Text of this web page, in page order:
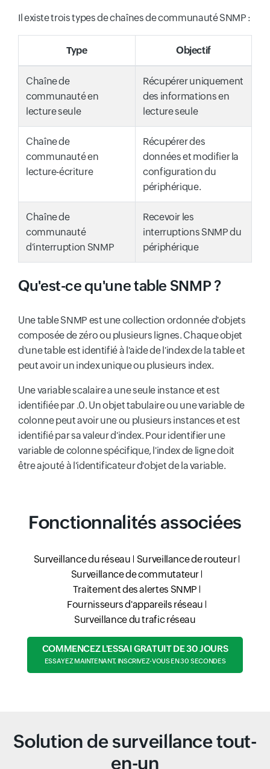
Il existe trois types de chaînes de communauté SNMP :
Type Objectif
Chaîne de
communauté en
lecture seule
Récupérer uniquement
des informations en
lecture seule
Chaîne de
communauté en
lecture-écriture
Récupérer des
données et modifier la
configuration du
périphérique.
Chaîne de
communauté
d'interruption SNMP
Recevoir les
interruptions SNMP du
périphérique
Qu'est-ce qu'une table SNMP ?
Une table SNMP est une collection ordonnée d'objets
composée de zéro ou plusieurs lignes. Chaque objet
d'une table est identifié à l'aide de l'index de la table et
peut avoir un index unique ou plusieurs index.
Une variable scalaire a une seule instance et est
identifiée par .0. Un objet tabulaire ou une variable de
colonne peut avoir une ou plusieurs instances et est
identifié par sa valeur d'index. Pour identifier une
variable de colonne spécifique, l'index de ligne doit
être ajouté à l'identificateur d'objet de la variable.
Fonctionnalités associées
Surveillance du réseau
Surveillance de routeur
Surveillance de commutateur
Traitement des alertes SNMP
Fournisseurs d'appareils réseau
Surveillance du trafic réseau
COMMENCEZ L'ESSAI GRATUIT DE 30 JOURS
ESSAYEZ MAINTENANT, INSCRIVEZ-VOUS EN 30 SECONDES
Solution de surveillance tout-
en-un